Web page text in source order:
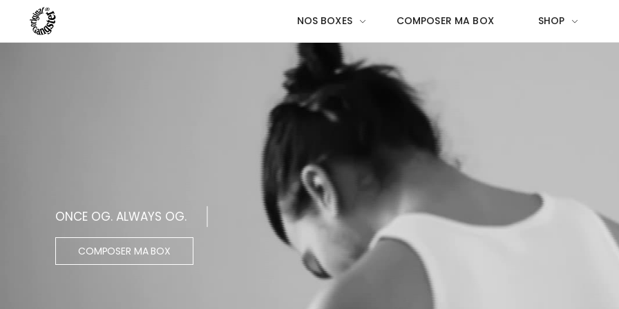
NOS BOXES COMPOSER MA BOX SHOP
ONCE OG. ALWAYS OG.
COMPOSER MA BOX